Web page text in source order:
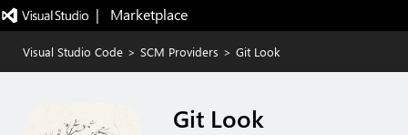
|   Marketplace
Visual Studio Code > SCM Providers > Git Look
Git Look